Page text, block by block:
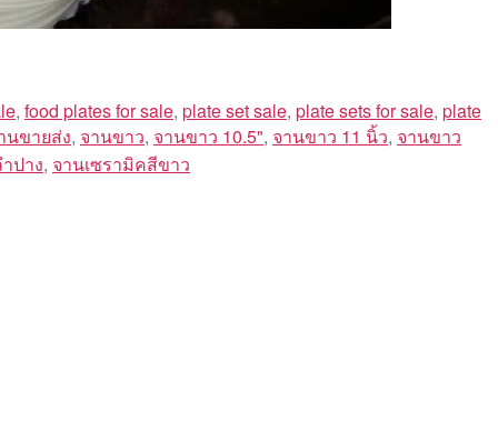
, food plates for sale, plate set sale, plate sets for sale, plate
นขายส่ง, จานขาว, จานขาว 10.5", จานขาว 11 นิ้ว, จานขาว
ปาง, จานเซรามิคสีขาว